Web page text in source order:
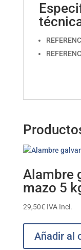
Alambre
mazo 5
29,50€ IVA Incl.
Añadir al